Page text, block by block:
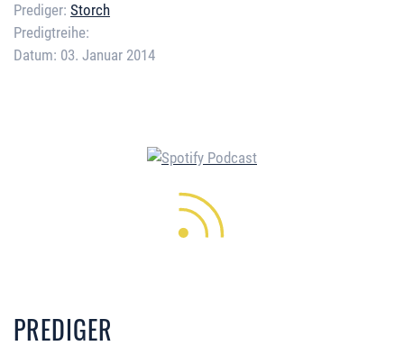
Prediger: Storch
Predigtreihe:
Datum: 03. Januar 2014
PREDIGER